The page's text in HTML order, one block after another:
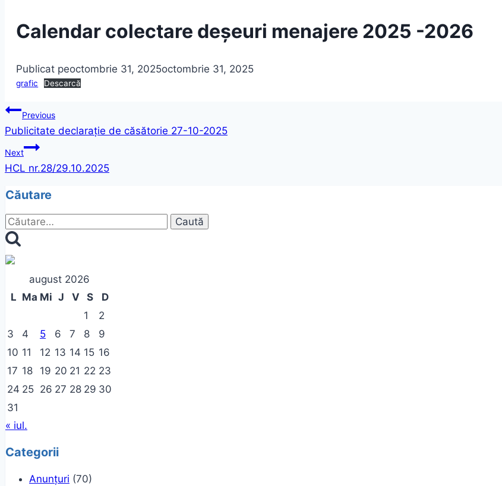
Calendar colectare deșeuri menajere 2025 -2026
Publicat peoctombrie 31, 2025octombrie 31, 2025
grafic Descarcă
Navigare
în
articole
Previous
Publicitate declarație de căsătorie 27-10-2025
Next
HCL nr.28/29.10.2025
Căutare
Caută
după:
august 2026
L Ma Mi J V S
D
1
2
3
4 5 6 7 8
9
10 11 12 13 14 15 16
17 18 19 20 21 22 23
24 25 26 27 28 29 30
31
« iul.
Categorii
Anunțuri (70)